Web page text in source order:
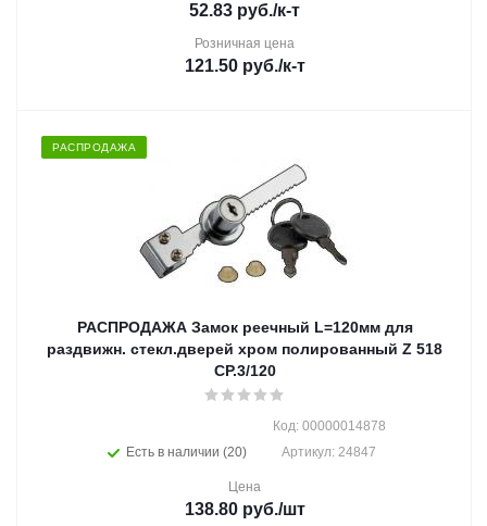
52.83 руб./к-т
Розничная цена
121.50руб./к-т
РАСПРОДАЖА
РАСПРОДАЖА Замок реечный L=120мм для
раздвижн. стекл.дверей хром полированный Z 518
CP.3/120
Есть в наличии (20)
Код: 00000014878
Артикул: 24847
Цена
138.80руб./шт